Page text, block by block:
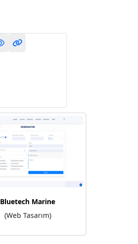
Bluetech Marine
(Web Tasarım)